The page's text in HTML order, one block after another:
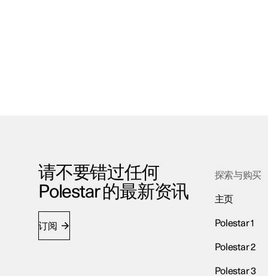
请不要错过任何
Polestar 的最新资讯
订阅
探索与购买
主页
Polestar 1
Polestar 2
Polestar 3